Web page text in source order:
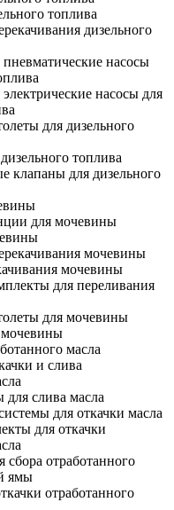
топлива
дизельного
насосы
насосы для
для дизельного
топлива
клапаны для дизельного
для мочевины
мочевины
мочевины
для переливания
для мочевины
мочевины
масла
и слива
слива масла
для откачки масла
для откачки
сбора отработанного
ямы
отработанного